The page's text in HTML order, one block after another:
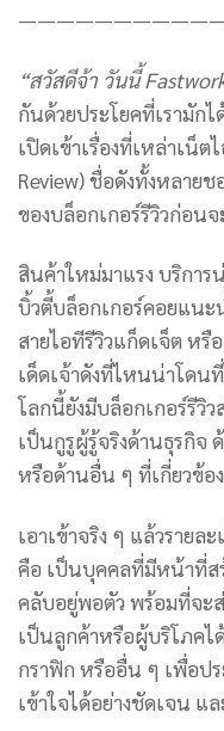
“สวัสดีจ้า วันนี้
กันด้วยประโยคที่เรามัก
เปิดเข้าเรื่องที่เหล่าเน็ต
Review) ชื่อดังทั้งหลาย
ของบล็อกเกอร์รีวิวก่อนจ
สินค้าใหม่มาแรง บริกา
บิ้วตี้บล็อกเกอร์คอยแนะ
สายไอทีรีวิวแก็ดเจ็ต หรื
เด็ดเจ้าดังที่ไหนน่าโดน
โลกนี้ยังมีบล็อกเกอร์รีวิ
เป็นกูรูผู้รู้จริงด้านธุรกิจ
หรือด้านอื่น ๆ ที่เกี่ยวข้อ
เอาเข้าจริง ๆ แล้วรายล
คือ เป็นบุคคลที่มีหน้าที่
คลับอยู่พอตัว พร้อมที่จ
เป็นลูกค้าหรือผู้บริโภคไ
กราฟิก หรืออื่น ๆ เพื่อป
เข้าใจได้อย่างชัดเจน แ